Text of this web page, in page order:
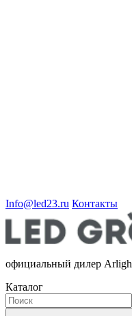
Info@led23.ru Контакты
официальный дилер
Каталог